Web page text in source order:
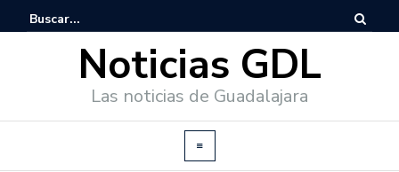
Noticias GDL
Las noticias de Guadalajara